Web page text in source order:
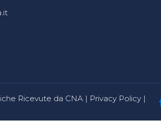
Ricevute da CNA | Privacy Policy |